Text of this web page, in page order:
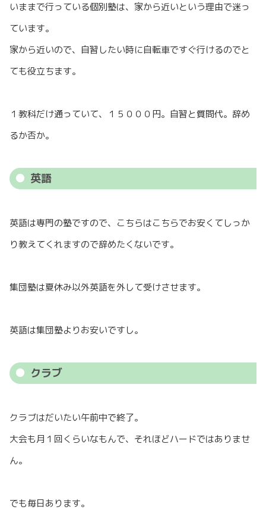
いままで行っている個別塾は、家から近いという理由で迷っ
ています。
家から近いので、自習したい時に自転車ですぐ行けるのでと
ても役立ちます。
１教科だけ通っていて、１５０００円。自習と質問代。辞め
るか否か。
英語
英語は専門の塾ですので、こちらはこちらでお安くてしっか
り教えてくれますので辞めたくないです。
集団塾は夏休み以外英語を外して受けさせます。
英語は集団塾よりお安いですし。
クラブ
クラブはだいたい午前中で終了。
大会も月１回くらいなもんで、それほどハードではありませ
ん。
でも毎日あります。